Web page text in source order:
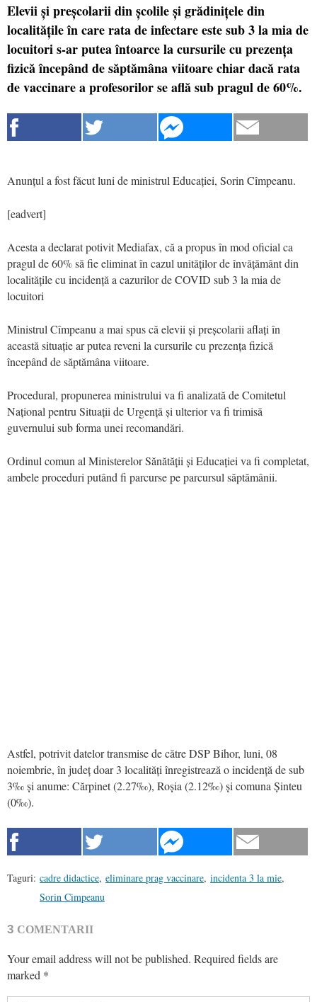
Elevii și preșcolarii din școlile și grădinițele din
localitățile în care rata de infectare este sub 3 la mia de
locuitori s-ar putea întoarce la cursurile cu prezența
fizică începând de săptămâna viitoare chiar dacă rata
de vaccinare a profesorilor se află sub pragul de 60%.
Anunțul a fost făcut luni de ministrul Educației, Sorin Cîmpeanu.
[eadvert]
Acesta a declarat potivit Mediafax, că a propus în mod oficial ca
pragul de 60% să fie eliminat în cazul unităților de învățământ din
localitățile cu incidență a cazurilor de COVID sub 3 la mia de
locuitori
Ministrul Cîmpeanu a mai spus că elevii și preșcolarii aflați în
această situație ar putea reveni la cursurile cu prezența fizică
începând de săptămâna viitoare.
Procedural, propunerea ministrului va fi analizată de Comitetul
Național pentru Situații de Urgență și ulterior va fi trimisă
guvernului sub forma unei recomandări.
Ordinul comun al Ministerelor Sănătății și Educației va fi completat,
ambele proceduri putând fi parcurse pe parcursul săptămânii.
Astfel, potrivit datelor transmise de către DSP Bihor, luni, 08
noiembrie, în județ doar 3 localități înregistrează o incidență de sub
3‰ și anume: Cărpinet (2.27‰), Roșia (2.12‰) și comuna Șinteu
(0‰).
Taguri: cadre didactice, eliminare prag vaccinare, incidenta 3 la mie,
Sorin Cimpeanu
3 COMENTARII
Your email address will not be published. Required fields are
marked *